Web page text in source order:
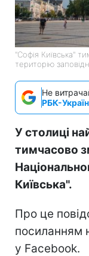
"Софія Київська"
територію
Не
РБК-
У столиці
тимчасово
Київська".
Про це
посиланням
у Facebook.